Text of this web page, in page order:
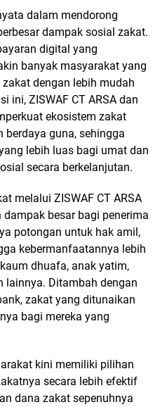
dalam mendorong
dampak sosial zakat.
digital yang
banyak masyarakat yang
dengan lebih mudah
ini, ZISWAF CT ARSA dan
ekosistem zakat
berdaya guna, sehingga
lebih luas bagi umat dan
secara berkelanjutan.
melalui ZISWAF CT ARSA
besar bagi penerima
potongan untuk hak amil,
kebermanfaatannya lebih
dhuafa, anak yatim,
lainnya. Ditambah dengan
zakat yang ditunaikan
bagi mereka yang
kini memiliki pilihan
secara lebih efektif
dana zakat sepenuhnya